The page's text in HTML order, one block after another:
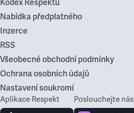
Kodex Respektu
Nabídka předplatného
Inzerce
RSS
Všeobecné obchodní podmínky
Ochrana osobních údajů
Nastavení soukromí
Aplikace Respekt Poslouchejte nás